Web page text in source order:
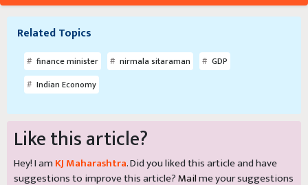
Indian Economy
Like this article?
Hey! I amKJ Maharashtra. Did you liked this article and have
suggestions to improve this article?Mailme your suggestions
and feedback.